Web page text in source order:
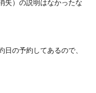
失）の説明はなかったな
日の予約してあるので、